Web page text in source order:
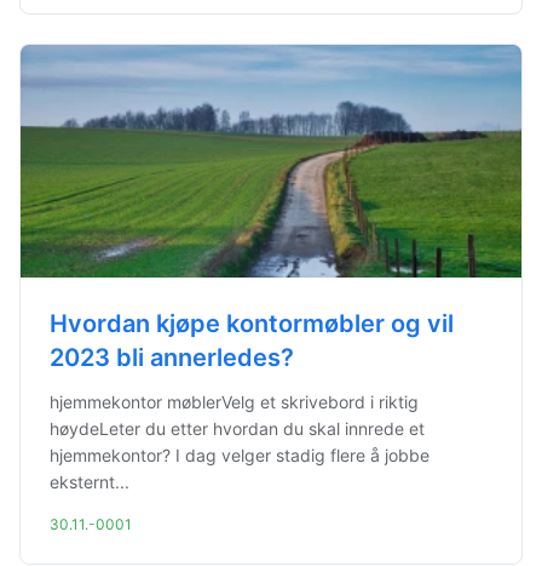
Hvordan kjøpe kontormøbler og vil
2023 bli annerledes?
hjemmekontor møblerVelg et skrivebord i riktig
høydeLeter du etter hvordan du skal innrede et
hjemmekontor? I dag velger stadig flere å jobbe
eksternt...
30.11.-0001